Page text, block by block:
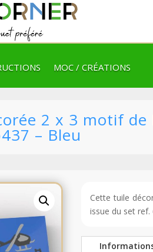
MOC / CRÉATIONS
2 x 3 motif
– Bleu
Cette tuile
issue du set ref.